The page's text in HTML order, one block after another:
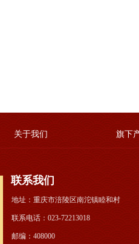
关于我们 旗下
地址：重庆市涪陵区南沱镇睦
联系电话：023-
邮编：408000
联系我们